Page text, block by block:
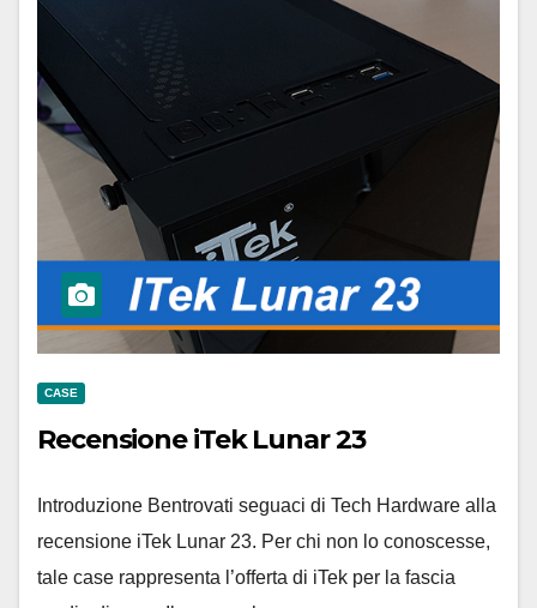
CASE
Recensione iTek Lunar 23
Introduzione Bentrovati seguaci di Tech Hardware alla
recensione iTek Lunar 23. Per chi non lo conoscesse,
tale case rappresenta l’offerta di iTek per la fascia